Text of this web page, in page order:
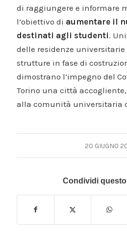
di raggiungere e informare
l’obiettivo di aumentare il
destinati agli studenti.
delle residenze universitarie
strutture in fase di
dimostrano l’impegno del
Torino una città
alla comunità universitaria
20 GIUGNO
Condividi